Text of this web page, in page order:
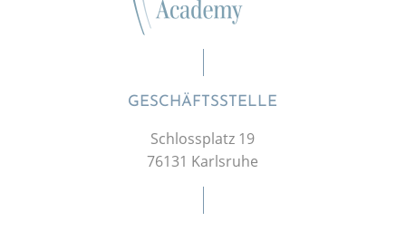
GESCHÄFTSSTELLE
Schlossplatz 19
76131 Karlsruhe